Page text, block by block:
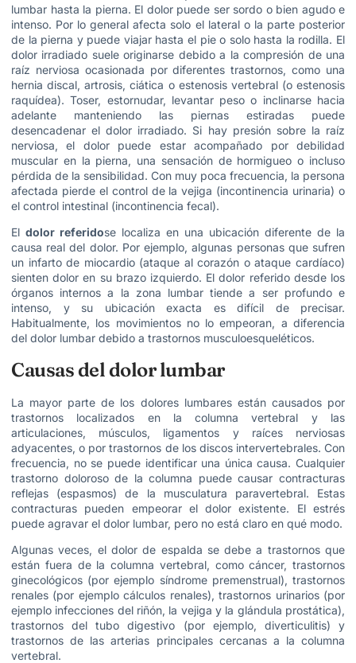
lumbar hasta la pierna. El dolor puede ser sordo o bien agudo e
intenso. Por lo general afecta solo el lateral o la parte posterior
de la pierna y puede viajar hasta el pie o solo hasta la rodilla. El
dolor irradiado suele originarse debido a la compresión de una
raíz nerviosa ocasionada por diferentes trastornos, como una
hernia discal, artrosis, ciática o estenosis vertebral (o estenosis
raquídea). Toser, estornudar, levantar peso o inclinarse hacia
adelante manteniendo las piernas estiradas puede
desencadenar el dolor irradiado. Si hay presión sobre la raíz
nerviosa, el dolor puede estar acompañado por debilidad
muscular en la pierna, una sensación de hormigueo o incluso
pérdida de la sensibilidad. Con muy poca frecuencia, la persona
afectada pierde el control de la vejiga (incontinencia urinaria) o
el control intestinal (incontinencia fecal).
El dolor referidose localiza en una ubicación diferente de la
causa real del dolor. Por ejemplo, algunas personas que sufren
un infarto de miocardio (ataque al corazón o ataque cardíaco)
sienten dolor en su brazo izquierdo. El dolor referido desde los
órganos internos a la zona lumbar tiende a ser profundo e
intenso, y su ubicación exacta es difícil de precisar.
Habitualmente, los movimientos no lo empeoran, a diferencia
del dolor lumbar debido a trastornos musculoesqueléticos.
Causas del dolor lumbar
La mayor parte de los dolores lumbares están causados por
trastornos localizados en la columna vertebral y las
articulaciones, músculos, ligamentos y raíces nerviosas
adyacentes, o por trastornos de los discos intervertebrales. Con
frecuencia, no se puede identificar una única causa. Cualquier
trastorno doloroso de la columna puede causar contracturas
reflejas (espasmos) de la musculatura paravertebral. Estas
contracturas pueden empeorar el dolor existente. El estrés
puede agravar el dolor lumbar, pero no está claro en qué modo.
Algunas veces, el dolor de espalda se debe a trastornos que
están fuera de la columna vertebral, como cáncer, trastornos
ginecológicos (por ejemplo síndrome premenstrual), trastornos
renales (por ejemplo cálculos renales), trastornos urinarios (por
ejemplo infecciones del riñón, la vejiga y la glándula prostática),
trastornos del tubo digestivo (por ejemplo, diverticulitis) y
trastornos de las arterias principales cercanas a la columna
vertebral.